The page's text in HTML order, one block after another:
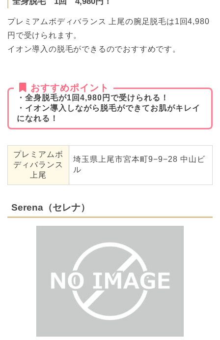
プレミアムボディバランス 上尾の腕足脱毛は1回4,980
円で受けられます。
イオン導入の脱毛ができるのでおすすめです。
おすすめポイント
・全身脱毛が1回4,980円で受けられる！
・イオン導入しながら脱毛ができてお肌がキレイ
になれる！
プレミアムボ
ディバランス
上尾
埼玉県上尾市宮本町9−9−28 中山ビ
ル
Serena（セレナ）